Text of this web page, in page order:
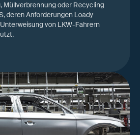
Müllverbrennung oder Recycling
deren Anforderungen Loady
von LKW-Fahrern